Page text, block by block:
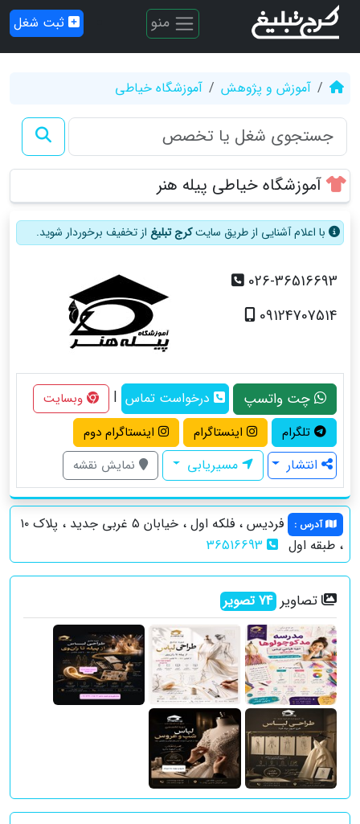
منو ثبت شغل
آموزش و پژوهش آموزشگاه خیاطی
آموزشگاه خیاطی پیله هنر
با اعلام آشنایی از طریق سایتکرج تبلیغ از تخفیف برخوردار شوید.
026-36516693
09124707514
چت واتسپ درخواست تماس |
وبسایت
تلگرام
اینستاگرام اینستاگرام دوم
انتشار مسیریابی نمایش نقشه
آدرس :
فردیس ، فلکه اول ، خیابان ۵ غربی جدید ، پلاک ۱۰
، طبقه اول
36516693
تصاویر 74تصویر